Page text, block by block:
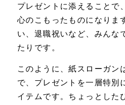
プレゼントに添えることで
心のこもったものになりま
い、退職祝いなど、みんな
たりです。
このように、紙スローガン
で、プレゼントを一層特別
イテムです。ちょっとした